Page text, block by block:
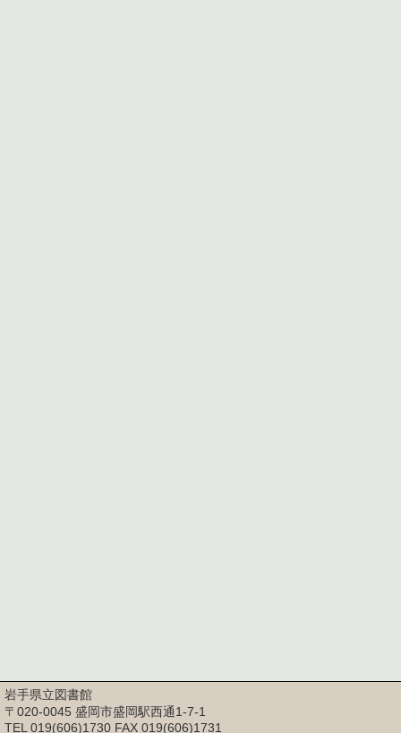
岩手県立図書館
〒020-0045 盛岡市盛岡駅西通1-7-1
TEL 019(606)1730 FAX 019(606)1731